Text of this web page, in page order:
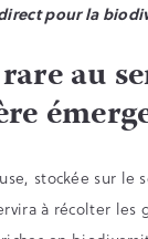
pour la
au
stockée sur le
à récolter les